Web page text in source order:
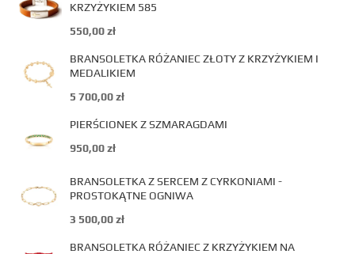
KRZYŻYKIEM 585
550,00zł
BRANSOLETKA RÓŻANIEC ZŁOTY Z KRZYŻYKIEM I
MEDALIKIEM
5 700,00zł
PIERŚCIONEK Z SZMARAGDAMI
950,00zł
BRANSOLETKA Z SERCEM Z CYRKONIAMI -
PROSTOKĄTNE OGNIWA
3 500,00zł
BRANSOLETKA RÓŻANIEC Z KRZYŻYKIEM NA